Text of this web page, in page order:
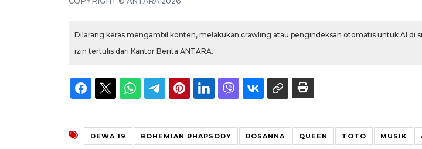
Dilarang keras mengambil konten, melakukan crawling atau pengindeksan otomatis untuk AI di
izin tertulis dari Kantor Berita ANTARA.
DEWA 19 BOHEMIAN RHAPSODY ROSANNA QUEEN TOTO MUSIK